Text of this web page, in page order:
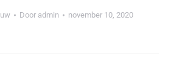
Door admin november 10, 2020